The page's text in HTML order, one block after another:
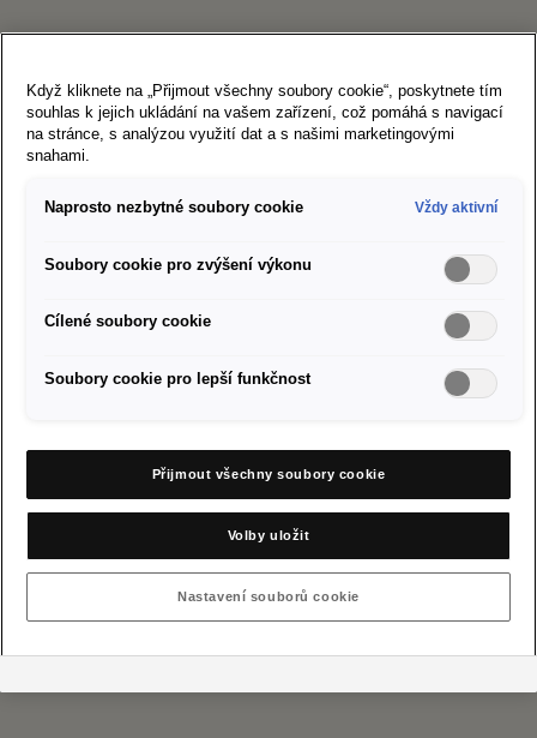
7×17" 5/112/45
215/55 R17 98V XL Semperit Speed Grip 5
Štítek EU pro značení pneumatik
Partneři SEAT ve vašem okolí
Když kliknete na „Přijmout všechny soubory cookie“, poskytnete tím
souhlas k jejich ukládání na vašem zařízení, což pomáhá s navigací
na stránce, s analýzou využití dat a s našimi marketingovými
snahami.
Naprosto nezbytné soubory cookie Vždy aktivní
Soubory cookie pro zvýšení výkonu
Cílené soubory cookie
Soubory cookie pro lepší funkčnost
Přijmout všechny soubory cookie
Volby uložit
Nastavení souborů cookie